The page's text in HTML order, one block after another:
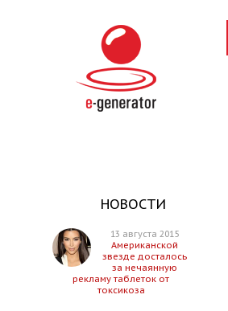
НОВОСТИ
13 августа 2015
Американской
звезде досталось
за нечаянную
рекламу таблеток от
токсикоза